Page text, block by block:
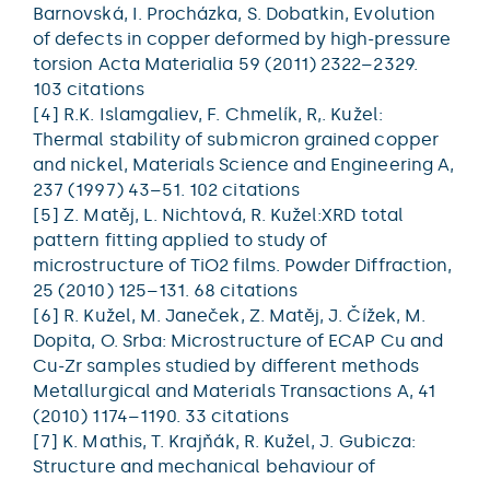
Barnovská, I. Procházka, S. Dobatkin, Evolution
of defects in copper deformed by high-pressure
torsion Acta Materialia 59 (2011) 2322–2329.
103 citations
[4] R.K. Islamgaliev, F. Chmelík, R,. Kužel:
Thermal stability of submicron grained copper
and nickel, Materials Science and Engineering A,
237 (1997) 43–51. 102 citations
[5] Z. Matěj, L. Nichtová, R. Kužel:XRD total
pattern fitting applied to study of
microstructure of TiO2 films. Powder Diffraction,
25 (2010) 125–131. 68 citations
[6] R. Kužel, M. Janeček, Z. Matěj, J. Čížek, M.
Dopita, O. Srba: Microstructure of ECAP Cu and
Cu-Zr samples studied by different methods
Metallurgical and Materials Transactions A, 41
(2010) 1174–1190. 33 citations
[7] K. Mathis, T. Krajňák, R. Kužel, J. Gubicza:
Structure and mechanical behaviour of